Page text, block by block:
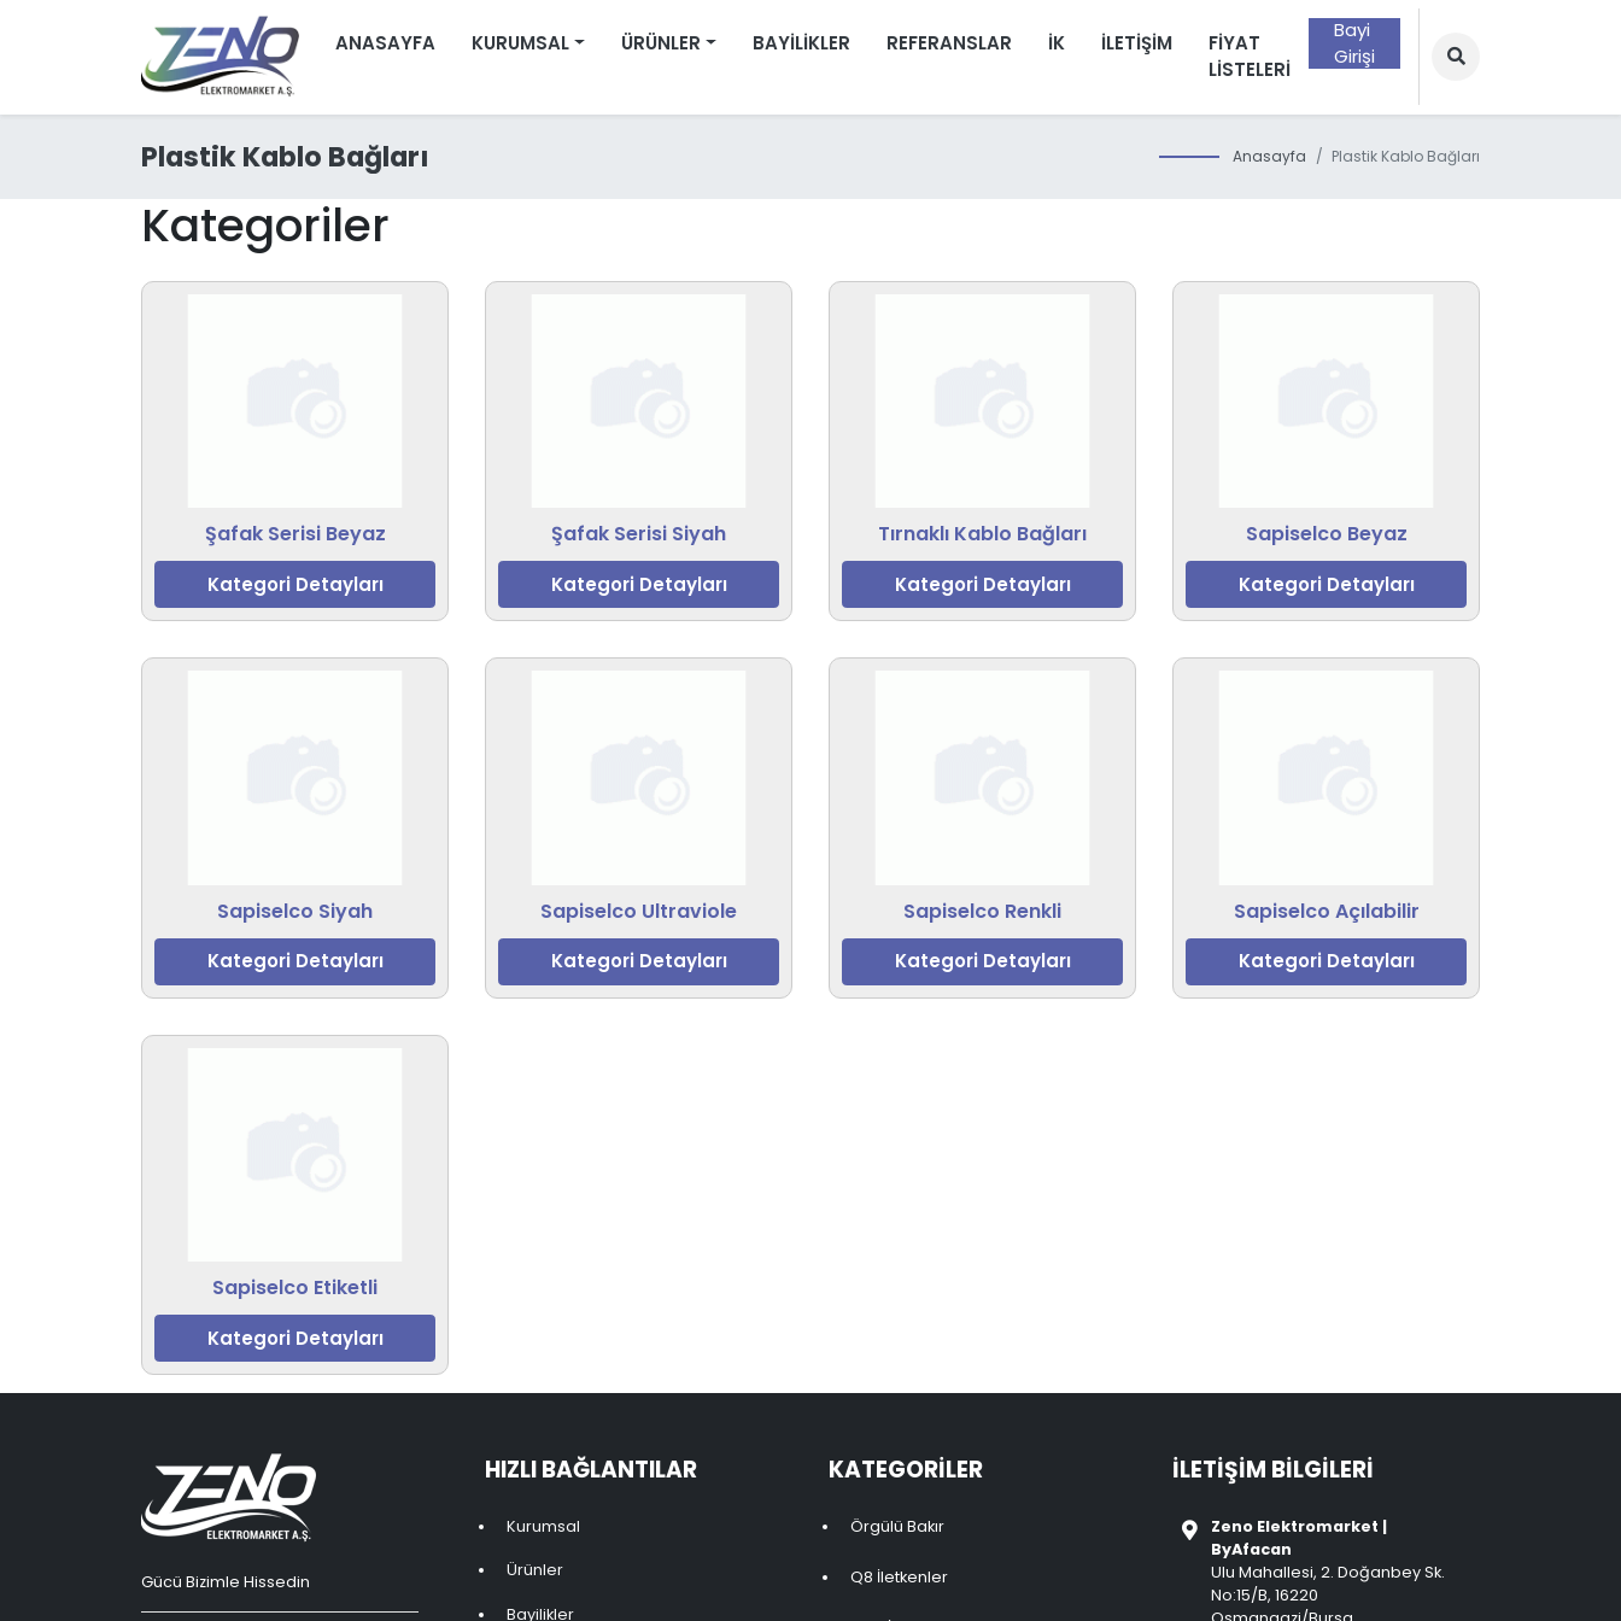
ANASAYFA KURUMSAL ÜRÜNLER BAYILIKLER REFERANSLAR İK İLETIŞIM
FIYAT
LISTELERI
Bayi
Girişi
Plastik Kablo Bağları Anasayfa Plastik Kablo Bağları
Kategoriler
Şafak Serisi Beyaz
Kategori Detayları
Şafak Serisi Siyah
Kategori Detayları
Tırnaklı Kablo Bağları
Kategori Detayları
Sapiselco Beyaz
Kategori Detayları
Sapiselco Siyah
Kategori Detayları
Sapiselco Ultraviole
Kategori Detayları
Sapiselco Renkli
Kategori Detayları
Sapiselco Açılabilir
Kategori Detayları
Sapiselco Etiketli
Kategori Detayları
Gücü Bizimle Hissedin
HIZLI BAĞLANTILAR
Kurumsal
Ürünler
Bayilikler
KATEGORILER
Örgülü Bakır
Q8 İletkenler
İLETIŞIM BILGILERI
Zeno Elektromarket |
ByAfacan
Ulu Mahallesi, 2. Doğanbey Sk.
No:15/B, 16220